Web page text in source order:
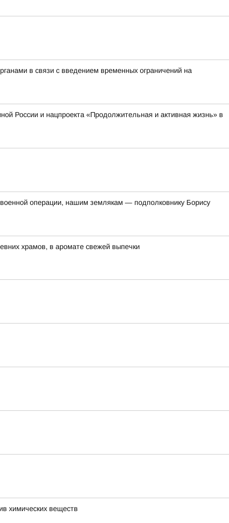
в связи с введением временных ограничений на
России и нацпроекта «Продолжительная и активная жизнь» в
операции, нашим землякам — подполковнику Борису
храмов, в аромате свежей выпечки
химических веществ